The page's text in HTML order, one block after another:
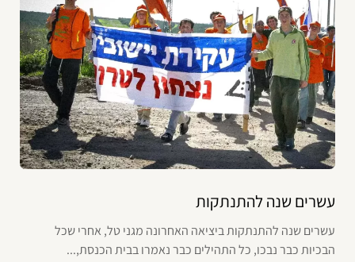
עשרים שנה להתנתקות
עשרים שנה להתנתקות ביציאה האחרונה מגני טל, אחרי שכל
הבכיות כבר נבכו, כל התהילים כבר נאמרו בבית הכנסת,...